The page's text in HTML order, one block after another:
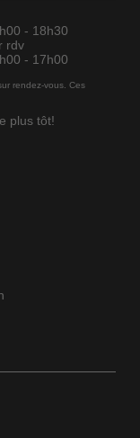
- 18h30
rdv
- 17h00
rendez-vous. Ces
plus tôt!